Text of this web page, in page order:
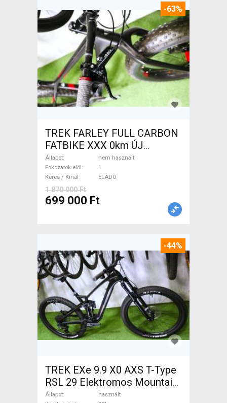
-63%
TREK FARLEY FULL CARBON
FATBIKE XXX 0km ÚJ
WAMPA CF Fatbike nem
használt ELADÓ
Állapot
nem használt
Fokozatok elöl
1
Keres / Kínál
ELADÓ
1 870 000 Ft
699 000 Ft
-44%
TREK EXe 9.9 X0 AXS T-Type
RSL 29 Elektromos Mountain
Bike 29" össztelós / fully TQ
Állapot
használt